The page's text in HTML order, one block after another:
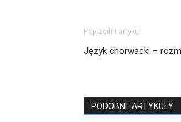
Poprzedni artykuł
Język chorwacki –
PODOBNE ARTYKUŁY